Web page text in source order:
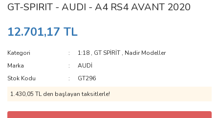
GT-SPIRIT - AUDI - A4 RS4 AVANT 2020
12.701,17 TL
Kategori 1:18 , GT SPİRİT , Nadir Modeller
Marka
AUDİ
Stok Kodu
GT296
1.430,05 TL den başlayan taksitlerle!